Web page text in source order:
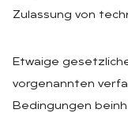
Zulassung von
Etwaige
vorgenannten
Bedingungen